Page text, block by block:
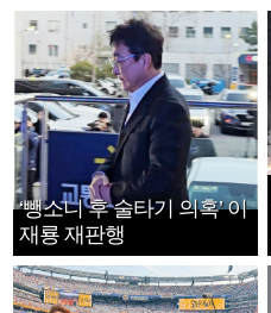
‘뺑소니 후 술타기 의혹’ 이
재룡 재판행